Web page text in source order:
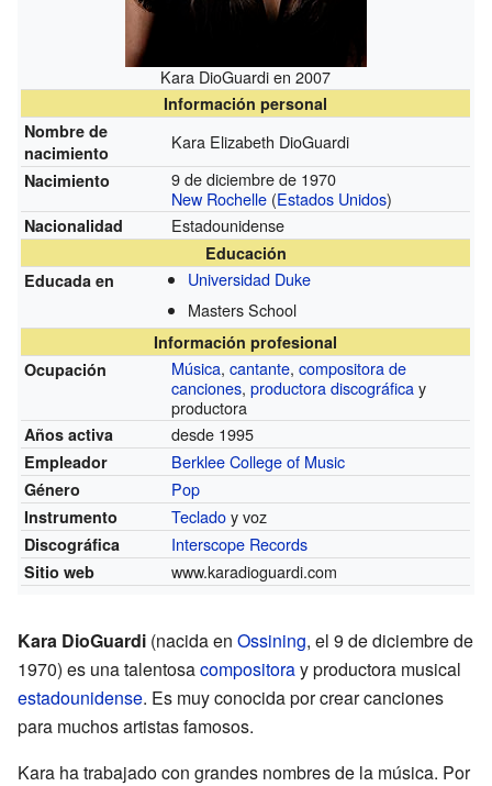
Kara DioGuardi en 2007
Información personal
Nombre de
nacimiento
Kara Elizabeth DioGuardi
Nacimiento
9 de diciembre de 1970
New Rochelle (Estados Unidos)
Nacionalidad Estadounidense
Educación
Educada en
Universidad Duke
Masters School
Información profesional
Ocupación
Música,cantante,compositora de
canciones,productora discográficay
productora
Años activa desde 1995
Empleador Berklee College of Music
Género Pop
Instrumento Tecladoy voz
Discográfica Interscope Records
Sitio web www.karadioguardi.com
Kara DioGuardi (nacida en Ossining, el 9 de diciembre de
1970) es una talentosacompositoray productora musical
estadounidense. Es muy conocida por crear canciones
para muchos artistas famosos.
Kara ha trabajado con grandes nombres de la música. Por